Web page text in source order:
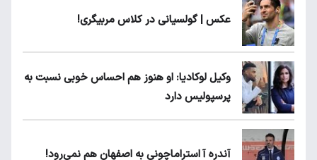
عکس | گولسیانی در کلاس مربیگری!
وکیل لوکادیا: او هنوز هم احساس خوبی نسبت به
پرسپولیس دارد
آندره آ استراماچونی به اصفهان هم نمی‌رود!